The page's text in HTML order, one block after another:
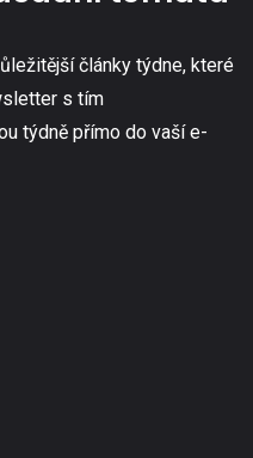
články týdne, které
s tím
týdně přímo do vaší e-